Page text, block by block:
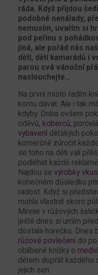
ráda. Když přijdou
podobné nenálady,
nemusím, uvařím si
pod peřinu s
jiná, ale pořád nás
dětí, dětí kamarádů i
parou svá vánoční
naslouchejte…
Na první místo řadím
komu dávat. Ale i tak
kdyby. Doba ovšem
oděvů, koberců,
vybavení dětských
komerčně zúročit
se toho na děti valí
podléhat každé
Najdou se výrobky
konečném důsledku
radost. Když si
mohla vlastnit skoro
Minnie v růžových
ještě dnes si umím
dostala horečku. Dnes
růžové povlečenído
oblíbené knížky o
dětem dopřát každého
jejich sen.